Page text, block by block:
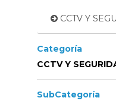
CCTV Y
Categoría
CCTV Y
SubCategoría